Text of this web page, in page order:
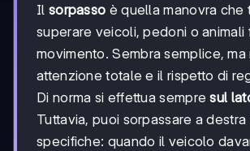
Il sorpasso è quella manovra che
superare veicoli, pedoni o animali
movimento. Sembra semplice, ma
attenzione totale e il rispetto di
Di norma si effettua sempresul
Tuttavia, puoi sorpassare a destra
specifiche: quando il veicolo